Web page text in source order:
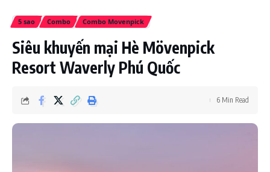
5 sao Combo Combo Movenpick
Siêu khuyến mại Hè Mövenpick
Resort Waverly Phú Quốc
6 Min Read